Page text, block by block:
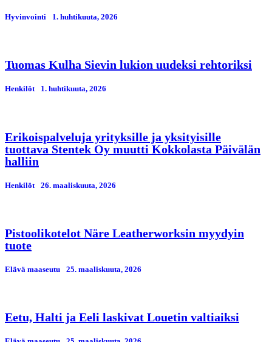
Hyvinvointi 1. huhtikuuta, 2026
Tuomas Kulha Sievin lukion uudeksi rehtoriksi
Henkilöt 1. huhtikuuta, 2026
Erikoispalveluja yrityksille ja yksityisille
tuottava Stentek Oy muutti Kokkolasta Päivälän
halliin
Henkilöt 26. maaliskuuta, 2026
Pistoolikotelot Näre Leatherworksin myydyin
tuote
Elävä maaseutu 25. maaliskuuta, 2026
Eetu, Halti ja Eeli laskivat Louetin valtiaiksi